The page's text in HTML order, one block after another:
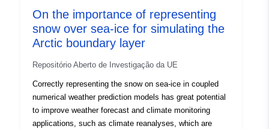
On the importance of representing
snow over sea-ice for simulating the
Arctic boundary layer
Repositório Aberto de Investigação da UE
Correctly representing the snow on sea-ice in coupled
numerical weather prediction models has great potential
to improve weather forecast and climate monitoring
applications, such as climate reanalyses, which are